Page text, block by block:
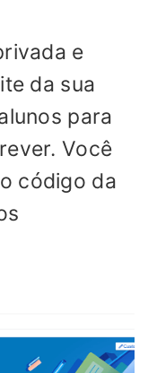
e
da sua
para
Você
código da